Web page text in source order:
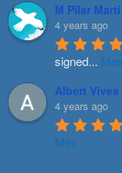
M Pilar Marti
4 years ago
signed... Més
Albert Vives
4 years ago
Més